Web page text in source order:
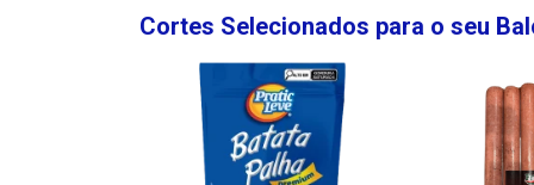
Cortes Selecionados para o seu